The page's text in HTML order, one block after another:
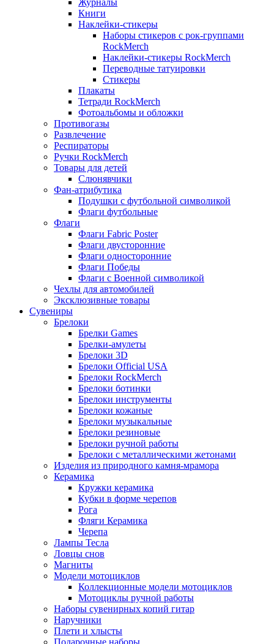
Журналы
Книги
Наклейки-стикеры
Наборы стикеров с рок-группами
RockMerch
Наклейки-стикеры RockMerch
Переводные татуировки
Стикеры
Плакаты
Тетради RockMerch
Фотоальбомы и обложки
Противогазы
Развлечение
Респираторы
Ручки RockMerch
Товары для детей
Слюнявчики
Фан-атрибутика
Подушки с футбольной символикой
Флаги футбольные
Флаги
Флаги Fabric Poster
Флаги двусторонние
Флаги односторонние
Флаги Победы
Флаги с Военной символикой
Чехлы для автомобилей
Эксклюзивные товары
Сувениры
Брелоки
Брелки Games
Брелки-амулеты
Брелоки 3D
Брелоки Official USA
Брелоки RockMerch
Брелоки ботинки
Брелоки инструменты
Брелоки кожаные
Брелоки музыкальные
Брелоки резиновые
Брелоки ручной работы
Брелоки с металлическими жетонами
Изделия из природного камня-мрамора
Керамика
Кружки керамика
Кубки в форме черепов
Рога
Фляги Керамика
Черепа
Лампы Тесла
Ловцы снов
Магниты
Модели мотоциклов
Коллекционные модели мотоциклов
Мотоциклы ручной работы
Наборы сувенирных копий гитар
Наручники
Плети и хлысты
Подарочные наборы